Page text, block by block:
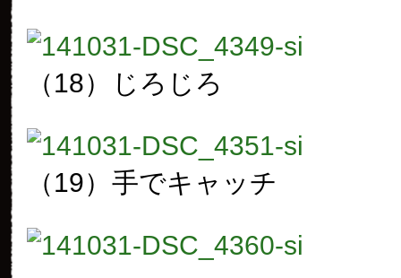
（18） じろじろ
（19） 手でキャッチ